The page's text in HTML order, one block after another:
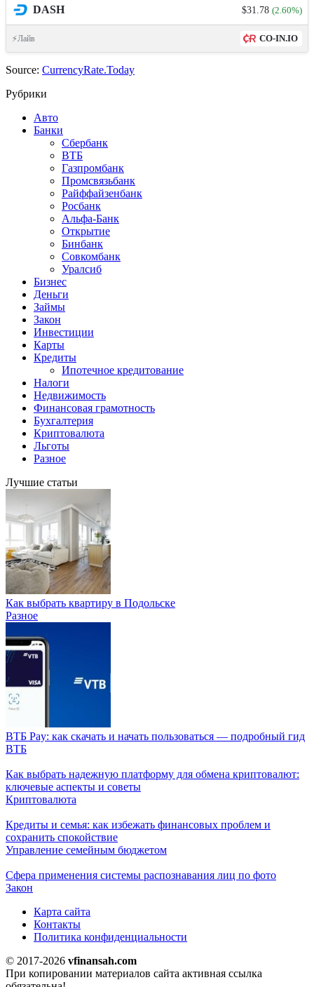
DASH $31.78 (2.60%)
⚡Лайв CO-IN.IO
Source: CurrencyRate.Today
Рубрики
Авто
Банки
Сбербанк
ВТБ
Газпромбанк
Промсвязьбанк
Райффайзенбанк
Росбанк
Альфа-Банк
Открытие
Бинбанк
Совкомбанк
Уралсиб
Бизнес
Деньги
Займы
Закон
Инвестиции
Карты
Кредиты
Ипотечное кредитование
Налоги
Недвижимость
Финансовая грамотность
Бухгалтерия
Криптовалюта
Льготы
Разное
Лучшие статьи
Как выбрать квартиру в Подольске
Разное
ВТБ Pay: как скачать и начать пользоваться — подробный гид
ВТБ
Как выбрать надежную платформу для обмена криптовалют:
ключевые аспекты и советы
Криптовалюта
Кредиты и семья: как избежать финансовых проблем и
сохранить спокойствие
Управление семейным бюджетом
Сфера применения системы распознавания лиц по фото
Закон
Карта сайта
Контакты
Политика конфиденциальности
© 2017-2026 vfinansah.com
При копировании материалов сайта активная ссылка